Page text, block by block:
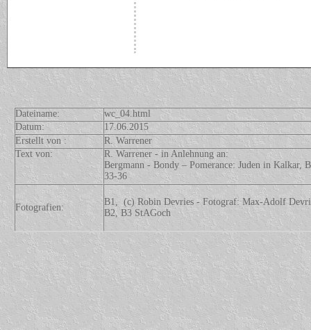
Dateiname:
wc_04.html
Datum:
17.06.2015
Erstellt von :
R. Warrener
Text von:
R. Warrener - in Anlehnung an:
Bergmann - Bondy – Pomerance: Juden in Kalkar,
33-36
Fotografien:
B1, (c) Robin Devries - Fotograf: Max-Adolf
B2, B3 StAGoch